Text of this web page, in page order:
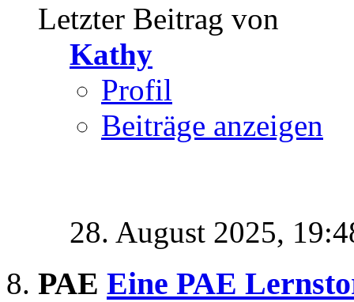
Letzter Beitrag von
Kathy
Profil
Beiträge anzeigen
28. August 2025,
PAE Eine PAE